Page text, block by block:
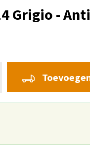
Grigio -